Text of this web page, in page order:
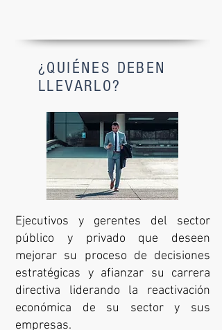
¿QUIÉNES DEBEN
LLEVARLO?
Ejecutivos y gerentes del sector
público y privado que deseen
mejorar su proceso de decisiones
estratégicas y afianzar su carrera
directiva liderando la reactivación
económica de su sector y sus
empresas.